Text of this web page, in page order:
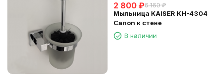
2 800 ₽6 160 ₽
Мыльница KAISER KH-4304
Canon к стене
В наличии